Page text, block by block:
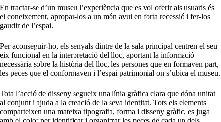
En tractar-se d’un museu l’experiència que es vol oferir als usuaris és
el coneixement, apropar-los a un món avui en forta recessió i fer-los
gaudir de l’espai.
Per aconseguir-ho, els senyals dintre de la sala principal centren el seu
eix funcional en la interpretació del lloc, aportant la informació
necessària sobre la història del lloc, les persones que en formaven part,
les peces que el conformaven i l’espai patrimonial on s’ubica el museu.
Tota l’acció de disseny segueix una línia gràfica clara que dóna unitat
al conjunt i ajuda a la creació de la seva identitat. Tots els elements
comparteixen una mateixa tipografia, forma i disseny gràfic, es juga
amb el color per identificar i organitzar les peces de cada un dels